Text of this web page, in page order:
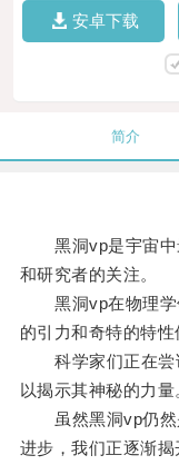
安卓下载
简介
黑洞vp是宇宙中
和研究者的关注。
黑洞vp在物理学
的引力和奇特的特性
科学家们正在尝
以揭示其神秘的力量
虽然黑洞vp仍然
进步，我们正逐渐揭